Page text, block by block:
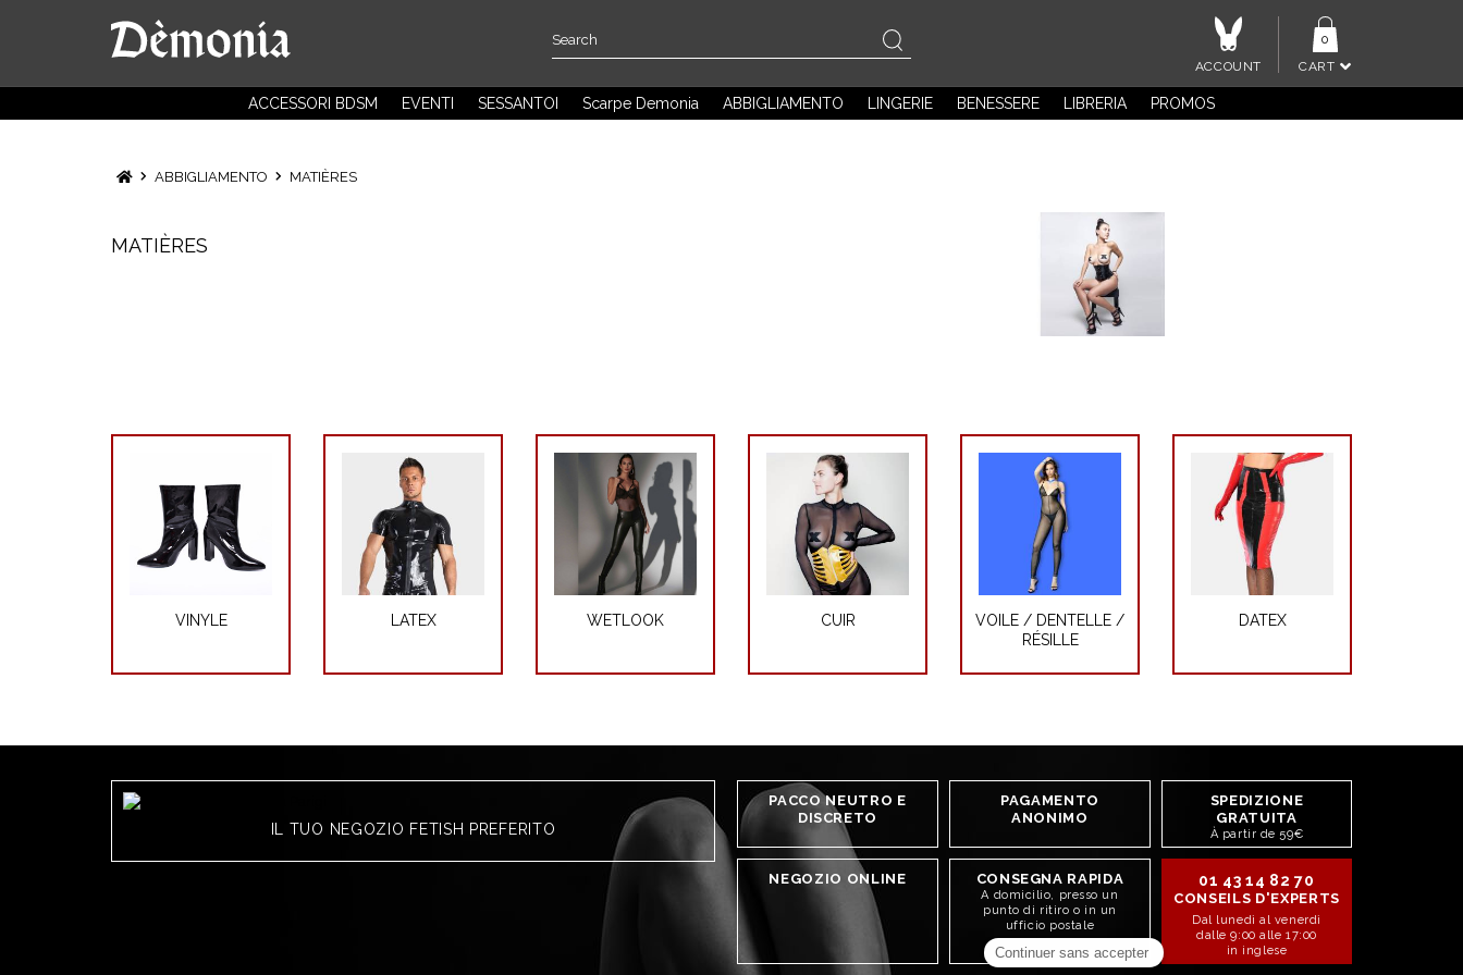
CART
0
ACCOUNT
ACCESSORI BDSM EVENTI SESSANTOI Scarpe Demonia ABBIGLIAMENTO LINGERIE BENESSERE LIBRERIA PROMOS
ABBIGLIAMENTO MATIÈRES
MATIÈRES
VINYLE LATEX WETLOOK CUIR
VOILE / DENTELLE /
RÉSILLE
DATEX
IL TUO NEGOZIO FETISH PREFERITO
PACCO NEUTRO E
DISCRETO
PAGAMENTO
ANONIMO
SPEDIZIONE
GRATUITA
À partir de 59€
NEGOZIO ONLINE CONSEGNA RAPIDA
A domicilio, presso un
punto di ritiro o in un
ufficio postale
01 43 14 82 70
CONSEILS D'EXPERTS
Dal lunedì al venerdì
dalle 9:00 alle 17:00
in inglese